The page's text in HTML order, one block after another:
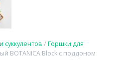
суккулентов /Горшки для
BOTANICA Block с поддоном